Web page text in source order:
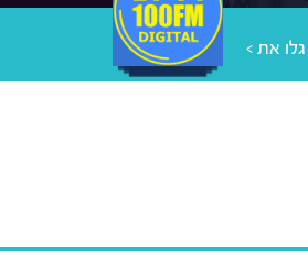
גלו את >